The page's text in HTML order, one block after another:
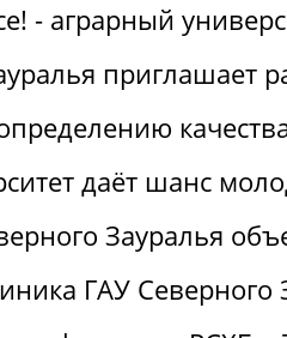
- аграрный
приглашает
даёт шанс
Зауралья
ГАУ Северного